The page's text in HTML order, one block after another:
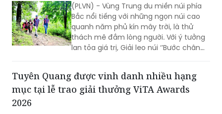
(PLVN) - Vùng Trung du miền núi phía
Bắc nổi tiếng với những ngọn núi cao
quanh năm phủ kín mây trời, là thử
thách mê đắm lòng người. Với ý tưởng
lan tỏa giá trị, Giải leo núi ‘’Bước chân
miền sơn cước.
Tuyên Quang được vinh danh nhiều hạng
mục tại lễ trao giải thưởng ViTA Awards
2026